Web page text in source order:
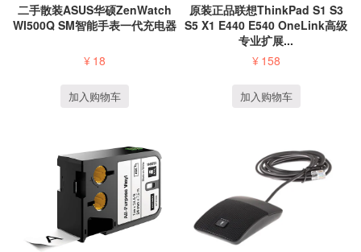
二手散装ASUS华硕ZenWatch
WI500Q SM智能手表一代充电器
¥ 18
加入购物车
原装正品联想ThinkPad S1 S3
S5 X1 E440 E540 OneLink高级
专业扩展...
¥ 158
加入购物车